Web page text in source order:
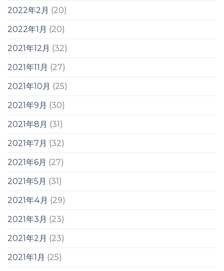
2022年2月 (20)
2022年1月 (20)
2021年12月 (32)
2021年11月 (27)
2021年10月 (25)
2021年9月 (30)
2021年8月 (31)
2021年7月 (32)
2021年6月 (27)
2021年5月 (31)
2021年4月 (29)
2021年3月 (23)
2021年2月 (23)
2021年1月 (25)